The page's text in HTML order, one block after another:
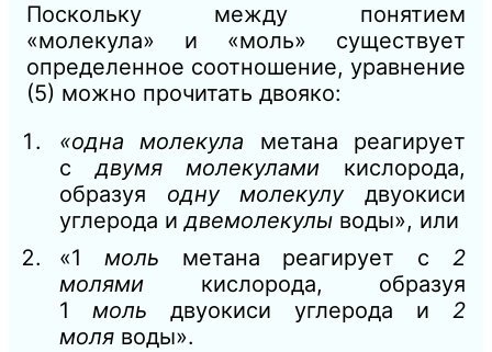
Поскольку между понятием
«молекула» и «моль» существует
определенное соотношение, уравнение
(5) можно прочитать двояко:
«одна молекула метана реагирует
сдвумя молекулами кислорода,
образуя одну молекулудвуокиси
углерода идвемолекулы воды», или
«1 моль метана реагирует с2
молями кислорода, образуя
1 моль двуокиси углерода и 2
моля воды».